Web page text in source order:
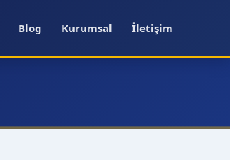
Blog Kurumsal İletişim